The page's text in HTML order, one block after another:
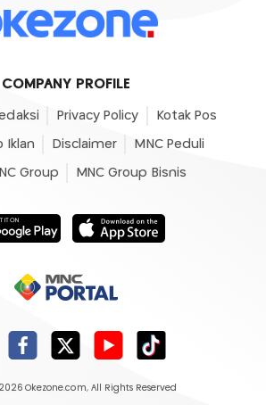
COMPANY PROFILE
Privacy Policy Kotak Pos
Iklan Disclaimer MNC Peduli
Group MNC Group Bisnis
Okezone.com, All Rights Reserved